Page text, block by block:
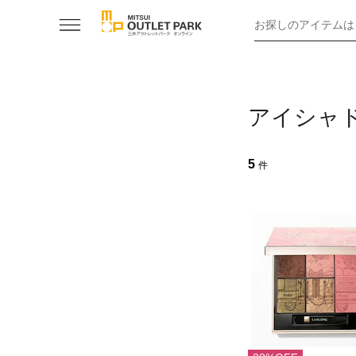
お探しのアイテム
アイシャ
5 件